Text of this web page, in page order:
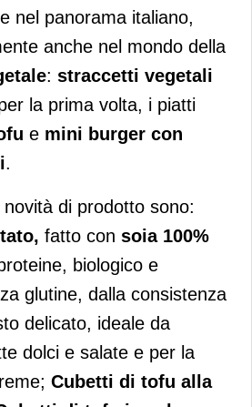
nel panorama italiano,
anche nel mondo della
: straccetti vegetali
la prima volta, i piatti
e mini burger con
.
di prodotto sono:
fatto con soia 100%
biologico e
glutine, dalla consistenza
delicato, ideale da
dolci e salate e per la
Cubetti di tofu alla